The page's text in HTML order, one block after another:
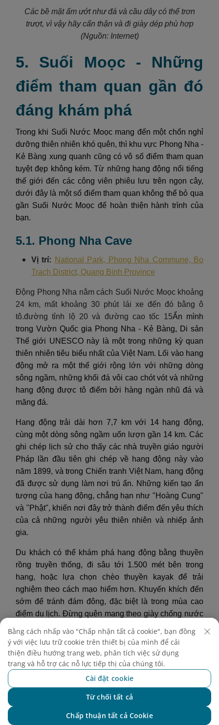
Các bề mặt ẩm ướt như đá và cầu dây có thể trơn
trượt, vì vậy hãy cẩn thận và đi giày dép phù hợp
(Nguồn: Internet)
5. Suối Moọc - Những
điểm tham quan gần đó
đáng khám phá
Trong khi Suối Nước Moọc mang đến một chốn nghỉ
dưỡng thiên nhiên khó quên, thì khu vực Phong Nha -
Kẻ Bàng xung quanh cũng có vô số điểm tham quan
tuyệt đẹp không kém. Từ những hang động nổi tiếng
thế giới đến các công viên phiêu lưu trên ngọn cây,
dưới đây là một số điểm tham quan không thể bỏ qua
gần Suối Nước Moọc để hoàn thiện hành trình của
bạn.
5.1. Phong Nha Cave
Vị trí: National Park, Phong Nha Commune, Bo
Trach District, Quang Binh Province
Động Phong Nha nằm cách Suối Nước Moọc khoảng
24 km, mất khoảng 30 phút lái xe đến đó bằng ô
tô.đường tỉnh lộ 20 và đường cao tốc 15Ẩn mình
trong Vườn Quốc gia Phong Nha - Kẻ Bàng, Di sản
Thế giới UNESCO này là một trong những kỳ quan
thiên nhiên tiêu biểu nhất của Việt Nam. Lối vào hang
động mở ra một thế giới rộng lớn với những dòng
sông ngầm, những khối đá vôi cao chót vót và những
hang động được tô điểm bởi hàng ngàn nhũ đá và
măng đá.
Hang động trải dài hơn 7,7 km với 14 hang động,
cùng một dòng sông ngầm uốn lượn gần 14 km. Các
ghi chép lịch sử cho thấy các nhà truyền giáo người
Pháp lần đầu tiên ghi chép về hang động này vào
năm 1899, và trong Chiến tranh Việt Nam, hang động
đã được sử dụng làm nơi trú ẩn. Những kiến tạo ấn
tượng của hang động, chẳng hạn như "Hoàng Cung"
và "Phật", khiến nơi đây trở thành điểm đến yêu thích
của cả những người yêu thiên nhiên và nhiếp ảnh
gia.
Du khách có thể khám phá hang động bằng thuyền
rồng truyền thống, đi sâu tới 1.500 mét bên trong
hang, hoặc lựa chọn chèo thuyền kayak để trải
nghiệm theo cách mạo hiểm hơn. Khuyến khích đến
sớm để tránh đám đông, đặc biệt là trong mùa cao
điểm du lịch. Đừng quên mang theo giày chống nước
hang động ẩm ướt và khó lường.
Bằng cách nhấp vào "Chấp nhận tất cả cookie", bạn đồng
ý với việc lưu trữ cookie trên thiết bị của mình để cải
thiện điều hướng trang web, phân tích việc sử dụng
trang và hỗ trợ các nỗ lực tiếp thị của chúng tôi.
Cài đặt cookie
Từ chối tất cả
Chấp thuận tất cả Cookie